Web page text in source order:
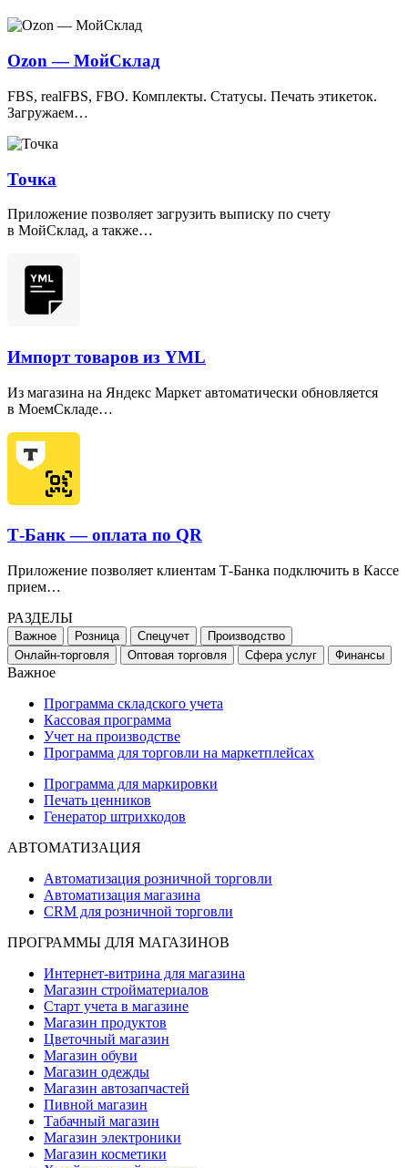
Ozon — МойСклад
FBS, realFBS, FBO. Комплекты. Статусы. Печать этикеток.
Загружаем…
Точка
Приложение позволяет загрузить выписку по счету
в МойСклад, а также…
Импорт товаров из YML
Из магазина на Яндекс Маркет автоматически обновляется
в МоемСкладе…
Т-Банк — оплата по QR
Приложение позволяет клиентам Т-Банка подключить в Кассе
прием…
РАЗДЕЛЫ
Важное Розница Спецучет
Производство
Онлайн-торговля
Оптовая торговля Сфера услуг Финансы
Важное
Программа складского учета
Кассовая программа
Учет на производстве
Программа для торговли на маркетплейсах
Программа для маркировки
Печать ценников
Генератор штрихкодов
АВТОМАТИЗАЦИЯ
Автоматизация розничной торговли
Автоматизация магазина
CRM для розничной торговли
ПРОГРАММЫ ДЛЯ МАГАЗИНОВ
Интернет-витрина для магазина
Магазин стройматериалов
Старт учета в магазине
Магазин продуктов
Цветочный магазин
Магазин обуви
Магазин одежды
Магазин автозапчастей
Пивной магазин
Табачный магазин
Магазин электроники
Магазин косметики